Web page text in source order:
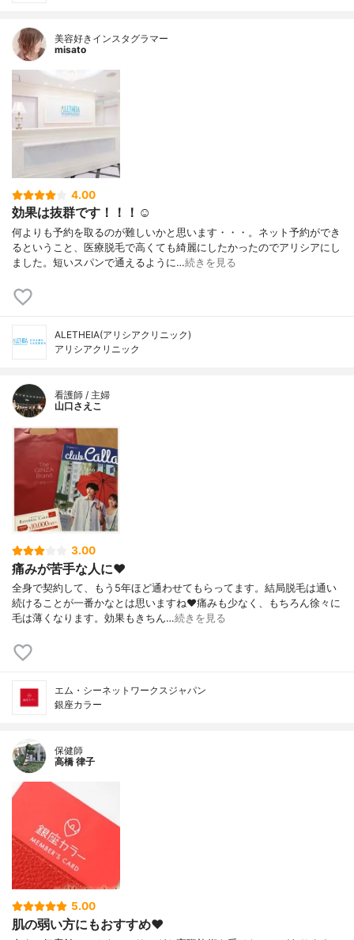
美容好きインスタグラマー
misato
4.00
効果は抜群です！！！☺️
何よりも予約を取るのが難しいかと思います・・・。ネット予約ができ
るということ、医療脱毛で高くても綺麗にしたかったのでアリシアにし
ました。短いスパンで通えるように…続きを見る
ALETHEIA(アリシアクリニック)
アリシアクリニック
看護師 / 主婦
山口さえこ
3.00
痛みが苦手な人に❤️
全身で契約して、もう5年ほど通わせてもらってます。結局脱毛は通い
続けることが一番かなとは思いますね❤️痛みも少なく、もちろん徐々に
毛は薄くなります。効果もきちん…続きを見る
エム・シーネットワークスジャパン
銀座カラー
保健師
高橋 律子
5.00
肌の弱い方にもおすすめ❤️